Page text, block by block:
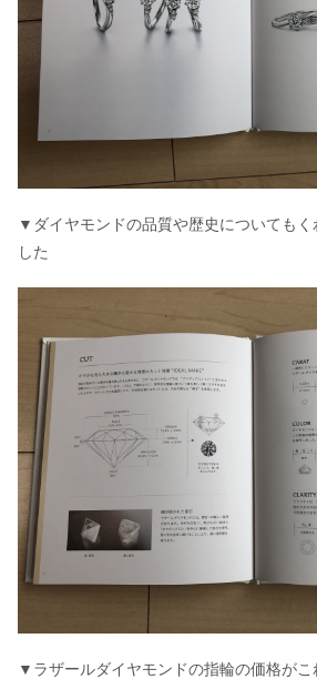
▼ダイヤモンドの品質や歴史についてもく
した
▼ラザールダイヤモンドの指輪の価格がこ